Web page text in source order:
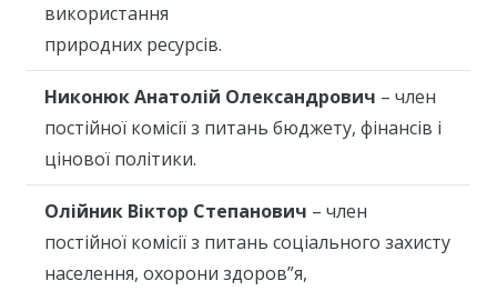
використання
природних ресурсів.
Никонюк Анатолій Олександрович – член
постійної комісії з питань бюджету, фінансів і
цінової політики.
Олійник Віктор Степанович – член
постійної комісії з питань соціального захисту
населення, охорони здоров”я,